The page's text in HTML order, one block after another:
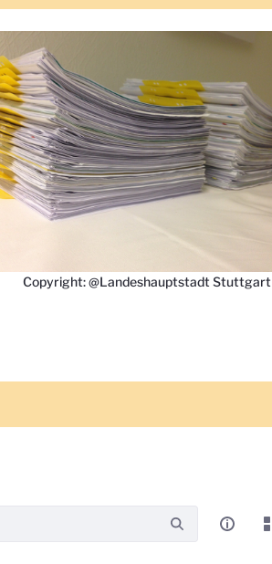
Copyright: @Landeshauptstadt Stuttgart